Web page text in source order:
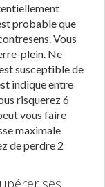
probable que
Vous
plein. Ne
susceptible de
indique entre
risquerez 6
vous faire
maximale
de perdre 2
ses